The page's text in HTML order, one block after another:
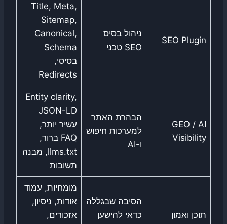
SEO Plugin
ניהול בסיס
SEO טכני
Title, Meta,
Sitemap,
Canonical,
Schema
בסיסי,
Redirects
GEO / AI
Visibility
הבהרת האתר
למערכות חיפוש
ו-AI
Entity clarity,
JSON-LD
עשיר יותר,
FAQ ברור,
llms.txt, מבנה
תשובות
תוכן ואמון
הסיבה שבגללה
כדאי להישען
מומחיות, עמוד
אודות, ניסיון,
אזכורים,